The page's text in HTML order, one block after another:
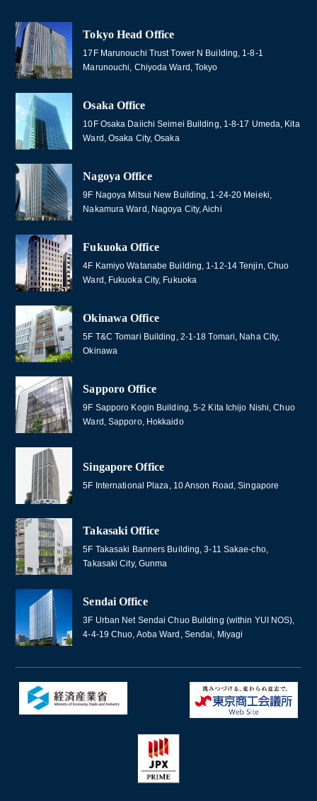
Tokyo Head Office
17F Marunouchi Trust Tower N Building, 1-8-1
Marunouchi, Chiyoda Ward, Tokyo
Osaka Office
10F Osaka Daiichi Seimei Building, 1-8-17 Umeda, Kita
Ward, Osaka City, Osaka
Nagoya Office
9F Nagoya Mitsui New Building, 1-24-20 Meieki,
Nakamura Ward, Nagoya City, Aichi
Fukuoka Office
4F Kamiyo Watanabe Building, 1-12-14 Tenjin, Chuo
Ward, Fukuoka City, Fukuoka
Okinawa Office
5F T&C Tomari Building, 2-1-18 Tomari, Naha City,
Okinawa
Sapporo Office
9F Sapporo Kogin Building, 5-2 Kita Ichijo Nishi, Chuo
Ward, Sapporo, Hokkaido
Singapore Office
5F International Plaza, 10 Anson Road, Singapore
Takasaki Office
5F Takasaki Banners Building, 3-11 Sakae-cho,
Takasaki City, Gunma
Sendai Office
3F Urban Net Sendai Chuo Building (within YUI NOS),
4-4-19 Chuo, Aoba Ward, Sendai, Miyagi